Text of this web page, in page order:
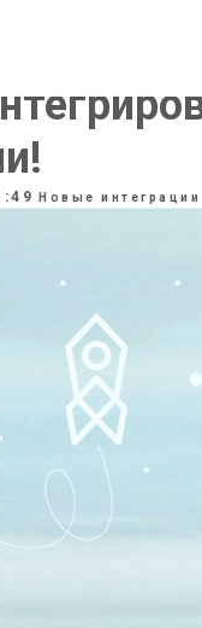
Новые интеграции